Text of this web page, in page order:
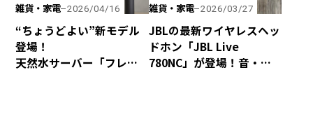
雑貨・家電 2026/04/16
“ちょうどよい”新モデル
登場！
天然水サーバー「フレ
雑貨・家電 2026/03/27
JBLの最新ワイヤレスヘッ
ドホン「JBL Live
780NC」が登場！音・装